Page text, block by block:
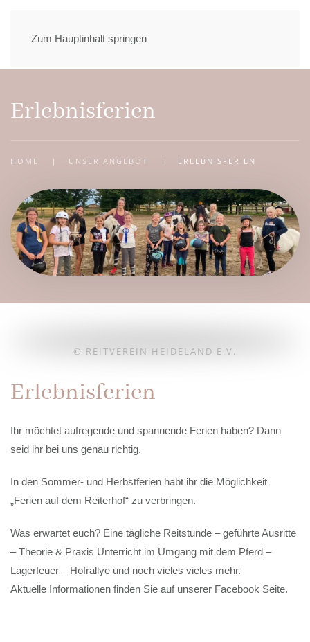
Zum Hauptinhalt springen
Erlebnisferien
HOME UNSER ANGEBOT ERLEBNISFERIEN
© REITVEREIN HEIDELAND E.V.
Erlebnisferien
Ihr möchtet aufregende und spannende Ferien haben? Dann
seid ihr bei uns genau richtig.
In den Sommer- und Herbstferien habt ihr die Möglichkeit
„Ferien auf dem Reiterhof“ zu verbringen.
Was erwartet euch? Eine tägliche Reitstunde – geführte Ausritte
– Theorie & Praxis Unterricht im Umgang mit dem Pferd –
Lagerfeuer – Hofrallye und noch vieles vieles mehr.
Aktuelle Informationen finden Sie auf unserer Facebook Seite.